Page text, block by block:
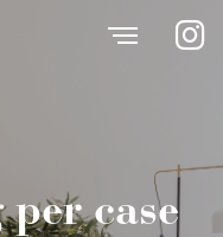
case